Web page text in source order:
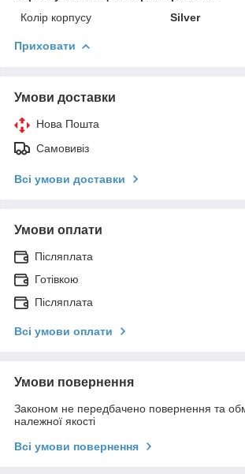
Колір корпусу
Silver
Приховати
Умови доставки
Нова Пошта
Самовивіз
Всі умови доставки
Умови оплати
Післяплата
Готівкою
Післяплата
Всі умови оплати
Умови повернення
Законом не передбачено повернення та
належної якості
Всі умови повернення